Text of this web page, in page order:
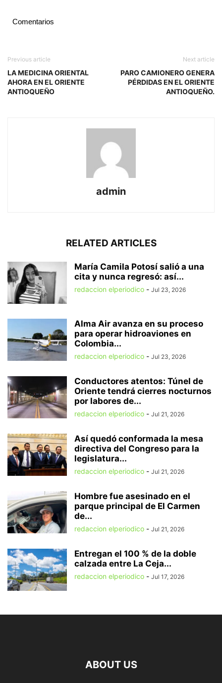
Comentarios
Previous article
LA MEDICINA ORIENTAL
AHORA EN EL ORIENTE
ANTIOQUEÑO
Next article
PARO CAMIONERO GENERA
PÉRDIDAS EN EL ORIENTE
ANTIOQUEÑO.
admin
RELATED ARTICLES
María Camila Potosí salió a una
cita y nunca regresó: así...
redaccion elperiodico - Jul 23, 2026
Alma Air avanza en su proceso
para operar hidroaviones en
Colombia...
redaccion elperiodico - Jul 23, 2026
Conductores atentos: Túnel de
Oriente tendrá cierres nocturnos
por labores de...
redaccion elperiodico - Jul 21, 2026
Así quedó conformada la mesa
directiva del Congreso para la
legislatura...
redaccion elperiodico - Jul 21, 2026
Hombre fue asesinado en el
parque principal de El Carmen
de...
redaccion elperiodico - Jul 21, 2026
Entregan el 100 % de la doble
calzada entre La Ceja...
redaccion elperiodico - Jul 17, 2026
ABOUT US